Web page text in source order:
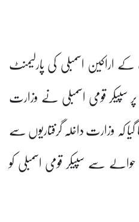
اسمبلی کی پارلیمنٹ
سپیکر قومی اسمبلی نے وزارت
گیا کہ وزارت داخلہ گرفتاریوں سے
سے سپیکر قومی اسمبلی کو